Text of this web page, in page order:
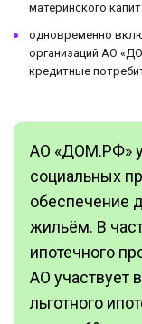
материнского
одновременно
организаций АО
кредитные
АО «ДОМ.РФ»
социальных
обеспечение
жильём. В
ипотечного
АО участвует
льготного